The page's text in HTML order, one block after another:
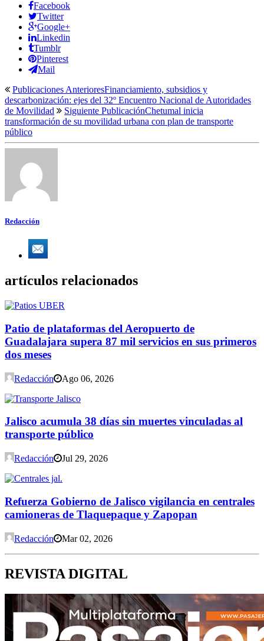
Facebook
Twitter
Google+
Linkedin
Tumblr
Pinterest
Mail
Publicaciones AnterioresFinanciamiento, subsidios y
descarbonización: ejes del 32º Encuentro Nacional de Autoridades
de Movilidad
Siguiente PublicaciónChetumal inicia
transformación de su movilidad urbana con plan de transporte
público
Redacción
artículos relacionados
Patio de plataformas del Aeropuerto de
Guadalajara supera 87 mil servicios en sus primeros
dos meses
Redacción Ago 06, 2026
Jalisco acumula 38 días sin muertes vinculadas al
transporte público
Redacción Jul 29, 2026
Refuerza Gobierno de Jalisco vigilancia en centrales
camioneras de Tlaquepaque y Zapopan
Redacción Mar 02, 2026
REVISTA DIGITAL